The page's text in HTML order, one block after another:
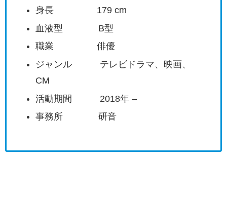
身長 179 cm
血液型 B型
職業 俳優
ジャンル テレビドラマ、映画、
CM
活動期間 2018年 –
事務所 研音